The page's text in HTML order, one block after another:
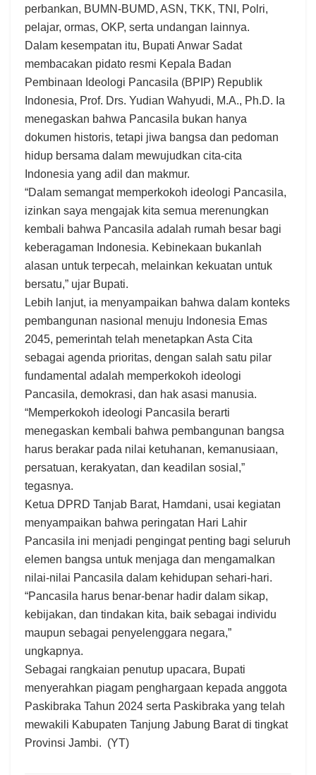
perbankan, BUMN-BUMD, ASN, TKK, TNI, Polri,
pelajar, ormas, OKP, serta undangan lainnya.
Dalam kesempatan itu, Bupati Anwar Sadat
membacakan pidato resmi Kepala Badan
Pembinaan Ideologi Pancasila (BPIP) Republik
Indonesia, Prof. Drs. Yudian Wahyudi, M.A., Ph.D. Ia
menegaskan bahwa Pancasila bukan hanya
dokumen historis, tetapi jiwa bangsa dan pedoman
hidup bersama dalam mewujudkan cita-cita
Indonesia yang adil dan makmur.
“Dalam semangat memperkokoh ideologi Pancasila,
izinkan saya mengajak kita semua merenungkan
kembali bahwa Pancasila adalah rumah besar bagi
keberagaman Indonesia. Kebinekaan bukanlah
alasan untuk terpecah, melainkan kekuatan untuk
bersatu,” ujar Bupati.
Lebih lanjut, ia menyampaikan bahwa dalam konteks
pembangunan nasional menuju Indonesia Emas
2045, pemerintah telah menetapkan Asta Cita
sebagai agenda prioritas, dengan salah satu pilar
fundamental adalah memperkokoh ideologi
Pancasila, demokrasi, dan hak asasi manusia.
“Memperkokoh ideologi Pancasila berarti
menegaskan kembali bahwa pembangunan bangsa
harus berakar pada nilai ketuhanan, kemanusiaan,
persatuan, kerakyatan, dan keadilan sosial,”
tegasnya.
Ketua DPRD Tanjab Barat, Hamdani, usai kegiatan
menyampaikan bahwa peringatan Hari Lahir
Pancasila ini menjadi pengingat penting bagi seluruh
elemen bangsa untuk menjaga dan mengamalkan
nilai-nilai Pancasila dalam kehidupan sehari-hari.
“Pancasila harus benar-benar hadir dalam sikap,
kebijakan, dan tindakan kita, baik sebagai individu
maupun sebagai penyelenggara negara,”
ungkapnya.
Sebagai rangkaian penutup upacara, Bupati
menyerahkan piagam penghargaan kepada anggota
Paskibraka Tahun 2024 serta Paskibraka yang telah
mewakili Kabupaten Tanjung Jabung Barat di tingkat
Provinsi Jambi. (YT)